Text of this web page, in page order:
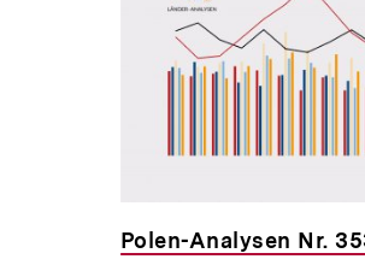
Inhalte
Polen-Analysen Nr.